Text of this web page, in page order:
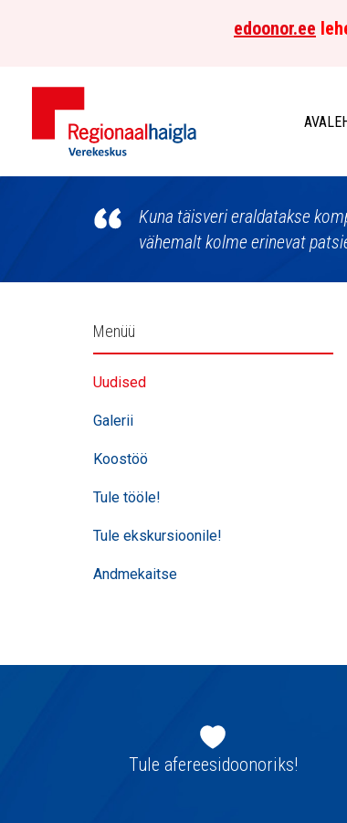
edoonor.ee
Põhja-
Kuna täisveri eraldatakse
vähemalt kolme erinevat
Külgpaani
navigatsioon
Menüü
Uudised
Galerii
Koostöö
Tule tööle!
Tule ekskursioonile!
Andmekaitse
navigatsioonTule afereesidoonoriks!